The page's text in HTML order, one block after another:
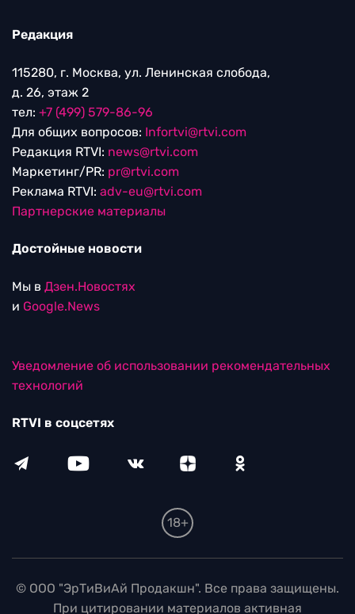
Редакция
115280, г. Москва, ул. Ленинская слобода,
д. 26, этаж 2
тел: +7 (499) 579-86-96
Для общих вопросов: Infortvi@rtvi.com
Редакция RTVI: news@rtvi.com
Маркетинг/PR: pr@rtvi.com
Реклама RTVI: adv-eu@rtvi.com
Партнерские материалы
Достойные новости
Мы в Дзен.Новостях
и Google.News
Уведомление об использовании рекомендательных
технологий
RTVI в соцсетях
18+
© ООО "ЭрТиВиАй Продакшн". Все права защищены.
При цитировании материалов активная